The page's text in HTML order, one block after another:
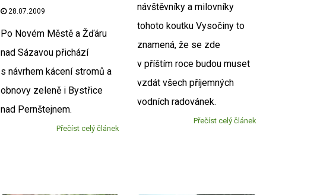
28.07.2009
Po Novém Městě a Žďáru
nad Sázavou přichází
s návrhem kácení stromů a
obnovy zeleně i Bystřice
nad Pernštejnem.
Přečíst celý článek
návštěvníky a milovníky
tohoto koutku Vysočiny to
znamená, že se zde
v příštím roce budou muset
vzdát všech příjemných
vodních radovánek.
Přečíst celý článek